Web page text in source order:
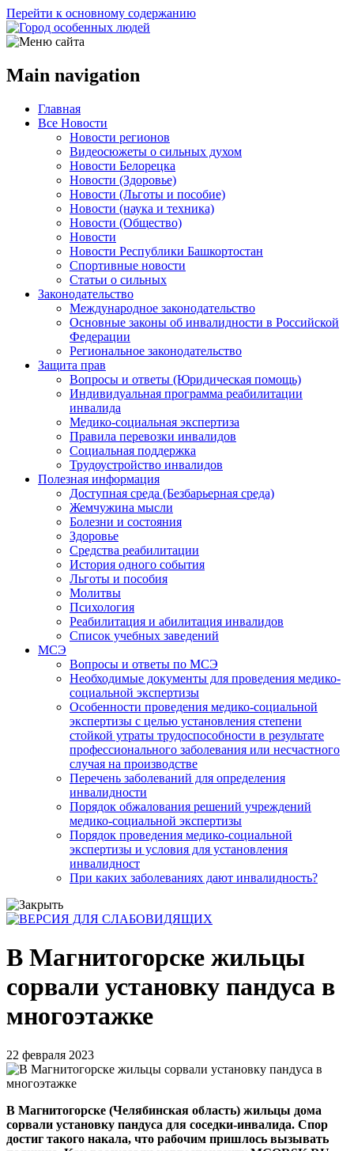
Перейти к основному содержанию
Main navigation
Главная
Все Новости
Новости регионов
Видеосюжеты о сильных духом
Новости Белорецка
Новости (Здоровье)
Новости (Льготы и пособие)
Новости (наука и техника)
Новости (Общество)
Новости
Новости Республики Башкортостан
Спортивные новости
Статьи о сильных
Законодательство
Международное законодательство
Основные законы об инвалидности в Российской
Федерации
Региональное законодательство
Защита прав
Вопросы и ответы (Юридическая помощь)
Индивидуальная программа реабилитации
инвалида
Медико-социальная экспертиза
Правила перевозки инвалидов
Социальная поддержка
Трудоустройство инвалидов
Полезная информация
Доступная среда (Безбарьерная среда)
Жемчужина мысли
Болезни и состояния
Здоровье
Средства реабилитации
История одного события
Льготы и пособия
Молитвы
Психология
Реабилитация и абилитация инвалидов
Список учебных заведений
МСЭ
Вопросы и ответы по МСЭ
Необходимые документы для проведения медико-
социальной экспертизы
Особенности проведения медико-социальной
экспертизы с целью установления степени
стойкой утраты трудоспособности в результате
профессионального заболевания или несчастного
случая на производстве
Перечень заболеваний для определения
инвалидности
Порядок обжалования решений учреждений
медико-социальной экспертизы
Порядок проведения медико-социальной
экспертизы и условия для установления
инвалидност
При каких заболеваниях дают инвалидность?
В Магнитогорске жильцы
сорвали установку пандуса в
многоэтажке
22 февраля 2023
В Магнитогорске (Челябинская область) жильцы дома
сорвали установку пандуса для соседки-инвалида. Спор
достиг такого накала, что рабочим пришлось вызывать